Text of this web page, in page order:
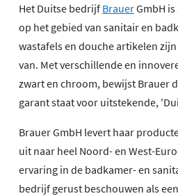
Het Duitse bedrijf BrauerGmbH
op het gebied van sanitair en
wastafels en douche artikelen
van. Met verschillende en
zwart en chroom, bewijst Brauer
garant staat voor uitstekende,
Brauer GmbH levert haar
uit naar heel Noord- en West-
ervaring in de badkamer- en
bedrijf gerust beschouwen als